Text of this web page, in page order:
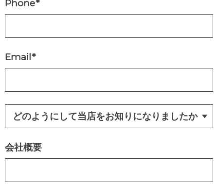
Phone*
Email*
会社概要